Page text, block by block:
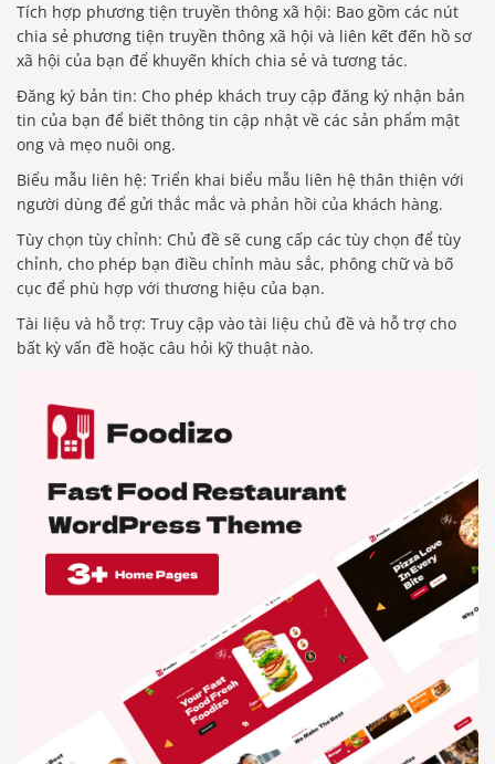
Tích hợp phương tiện truyền thông xã hội: Bao gồm các nút
chia sẻ phương tiện truyền thông xã hội và liên kết đến hồ sơ
xã hội của bạn để khuyến khích chia sẻ và tương tác.
Đăng ký bản tin: Cho phép khách truy cập đăng ký nhận bản
tin của bạn để biết thông tin cập nhật về các sản phẩm mật
ong và mẹo nuôi ong.
Biểu mẫu liên hệ: Triển khai biểu mẫu liên hệ thân thiện với
người dùng để gửi thắc mắc và phản hồi của khách hàng.
Tùy chọn tùy chỉnh: Chủ đề sẽ cung cấp các tùy chọn để tùy
chỉnh, cho phép bạn điều chỉnh màu sắc, phông chữ và bố
cục để phù hợp với thương hiệu của bạn.
Tài liệu và hỗ trợ: Truy cập vào tài liệu chủ đề và hỗ trợ cho
bất kỳ vấn đề hoặc câu hỏi kỹ thuật nào.